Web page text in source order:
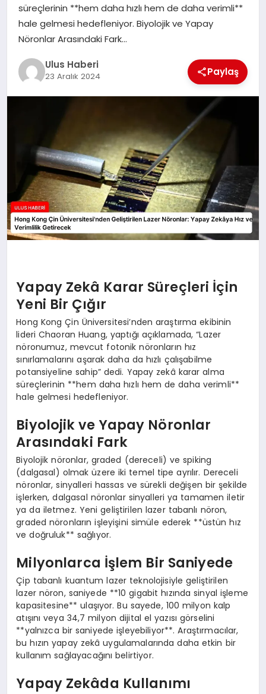
süreçlerinin **hem daha hızlı hem de daha verimli**
hale gelmesi hedefleniyor. Biyolojik ve Yapay
Nöronlar Arasındaki Fark…
Ulus Haberi
23 Aralık 2024 Paylaş
Yapay Zekâ Karar Süreçleri İçin
Yeni Bir Çığır
Hong Kong Çin Üniversitesi’nden araştırma ekibinin
lideri Chaoran Huang, yaptığı açıklamada, “Lazer
nöronumuz, mevcut fotonik nöronların hız
sınırlamalarını aşarak daha da hızlı çalışabilme
potansiyeline sahip” dedi. Yapay zekâ karar alma
süreçlerinin **hem daha hızlı hem de daha verimli**
hale gelmesi hedefleniyor.
Biyolojik ve Yapay Nöronlar
Arasındaki Fark
Biyolojik nöronlar, graded (dereceli) ve spiking
(dalgasal) olmak üzere iki temel tipe ayrılır. Dereceli
nöronlar, sinyalleri hassas ve sürekli değişen bir şekilde
işlerken, dalgasal nöronlar sinyalleri ya tamamen iletir
ya da iletmez. Yeni geliştirilen lazer tabanlı nöron,
graded nöronların işleyişini simüle ederek **üstün hız
ve doğruluk** sağlıyor.
Milyonlarca İşlem Bir Saniyede
Çip tabanlı kuantum lazer teknolojisiyle geliştirilen
lazer nöron, saniyede **10 gigabit hızında sinyal işleme
kapasitesine** ulaşıyor. Bu sayede, 100 milyon kalp
atışını veya 34,7 milyon dijital el yazısı görselini
**yalnızca bir saniyede işleyebiliyor**. Araştırmacılar,
bu hızın yapay zekâ uygulamalarında daha etkin bir
kullanım sağlayacağını belirtiyor.
Yapay Zekâda Kullanımı